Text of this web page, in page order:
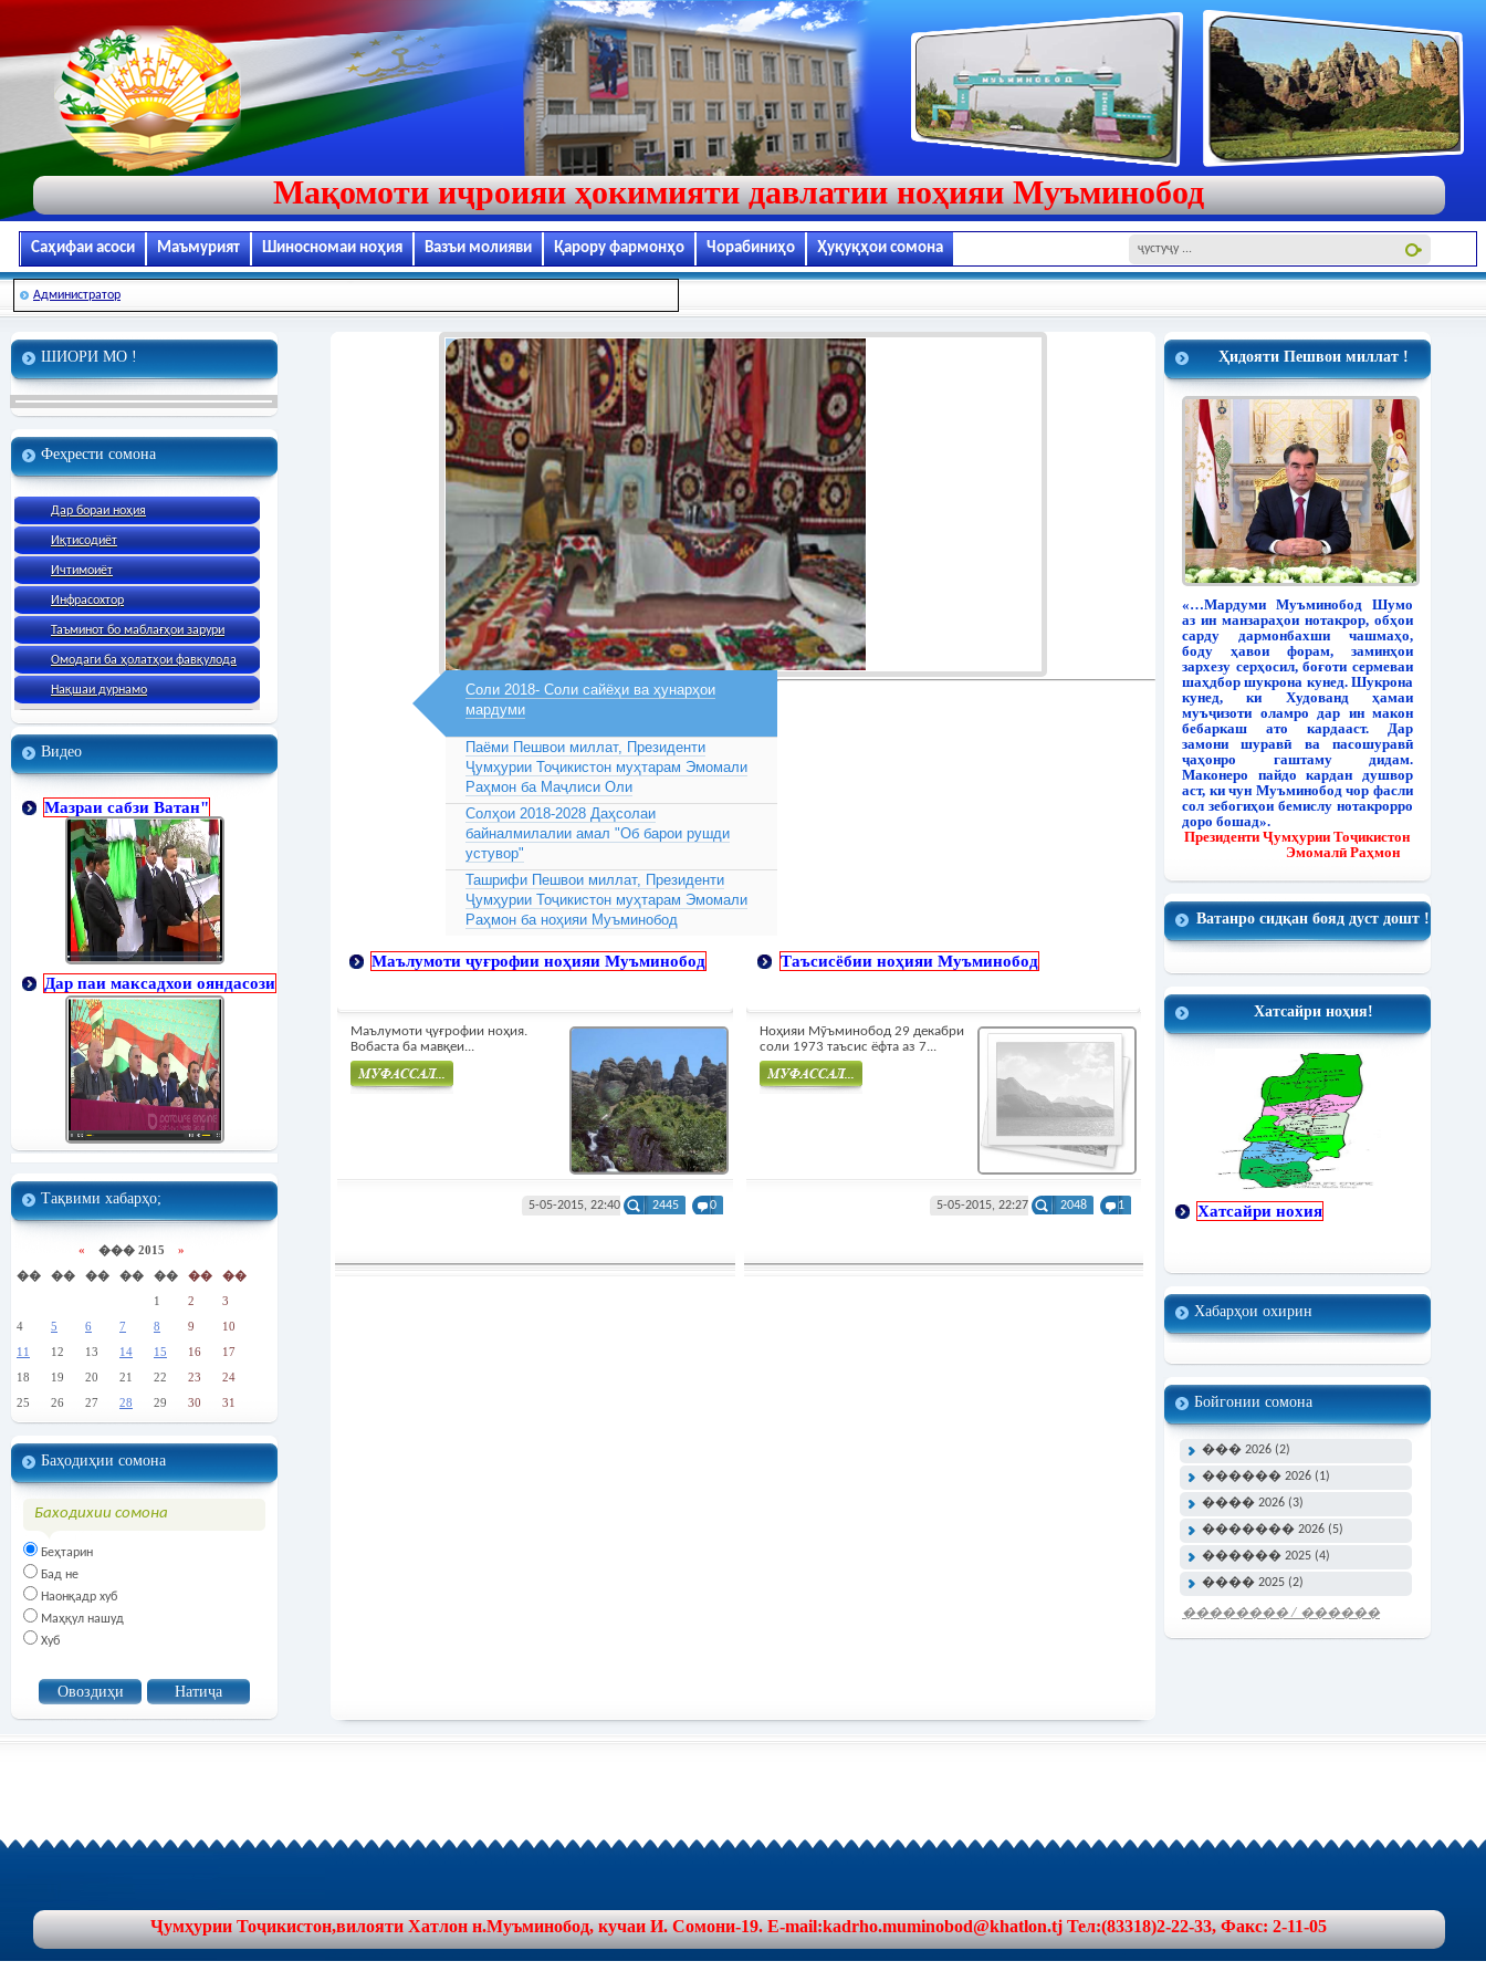
Мақомоти иҷроияи ҳокимияти давлатии ноҳияи Муъминобод
Саҳифаи асоси Маъмурият Шиносномаи ноҳия Вазъи молияви Қарору фармонҳо Чорабиниҳо Ҳуқуқҳои сомона
Администратор
ШИОРИ МО !
Феҳрести сомона
Дар бораи ноҳия
Иқтисодиёт
Ичтимоиёт
Инфрасохтор
Таъминот бо маблағҳои зарури
Омодаги ба ҳолатҳои фавқулода
Нақшаи дурнамо
Видео
Мазраи сабзи Ватан"
Дар паи максадхои ояндасози
Тақвими хабарҳо;
« ��� 2015 »
��
�� �� �� �� ��
��
1
2
3
4
5 6 7 8 9
10
11
12 13 14 15 16
17
18
19 20 21 22 23
24
25
26 27 28 29 30 31
Баҳодиҳии сомона
Баходихии сомона
Беҳтарин
Бад не
Наонқадр хуб
Маҳқул нашуд
Хуб
Ҳидояти Пешвои миллат !
«…Мардуми Муъминобод Шумо
аз ин манзараҳои нотакрор, обҳои
сарду дармонбахши чашмаҳо,
боду ҳавои форам, заминҳои
зархезу серҳосил, боғоти сермеваи
шаҳдбор шукрона кунед. Шукрона
кунед, ки Худованд ҳамаи
муъҷизоти оламро дар ин макон
бебаркаш ато кардааст. Дар
замони шуравӣ ва пасошуравӣ
ҷаҳонро гаштаму дидам.
Маконеро пайдо кардан душвор
аст, ки чун Муъминобод чор фасли
сол зебогиҳои бемислу нотакрорро
доро бошад».
Президенти Ҷумҳурии Тоҷикистон
Эмомалӣ Раҳмон
Ватанро сидқан бояд дуст дошт !
Хатсайри ноҳия!
Хатсайри нохия
Хабарҳои охирин
Бойгонии сомона
��� 2026 (2)
������ 2026 (1)
���� 2026 (3)
������� 2026 (5)
������ 2025 (4)
���� 2025 (2)
�������� / ������
���� �����
Соли 2018- Соли сайёҳи ва ҳунарҳои
мардуми
Паёми Пешвои миллат, Президенти
Ҷумҳурии Тоҷикистон муҳтарам Эмомали
Раҳмон ба Маҷлиси Оли
Солҳои 2018-2028 Даҳсолаи
байналмилалии амал "Об барои рушди
устувор"
Ташрифи Пешвои миллат, Президенти
Ҷумҳурии Тоҷикистон муҳтарам Эмомали
Раҳмон ба ноҳияи Муъминобод
Маълумоти ҷуғрофии ноҳияи Муъминобод
Маълумоти ҷуғрофии ноҳия.
Вобаста ба мавқеи...
5-05-2015, 22:40 2445 0
Таъсисёбии ноҳияи Муъминобод
Ноҳияи Мӯъминобод 29 декабри
соли 1973 таъсис ёфта аз 7...
5-05-2015, 22:27 2048 1
Ҷумҳурии Тоҷикистон,вилояти Хатлон н.Муъминобод, кучаи И. Сомони-19. E-mail:kadrho.muminobod@khatlon.tj Тел:(83318)2-22-33, Факс: 2-11-05